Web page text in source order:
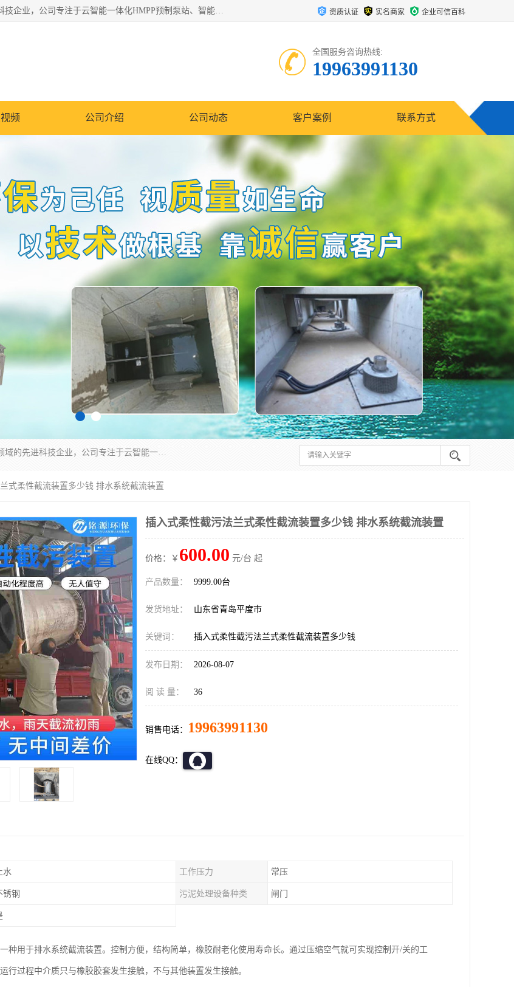
青岛铭源环保科技有限公司是一家专注于环保与智慧水务领域的先进科技企业，公司专注于云智能一体化HMPP预制泵站、智能截流井设备、调蓄池雨洪管理设备、水务循环利用、云智慧水务开发及新型环保技术研发等领域。 资质认证 实名商家 企业可信百科
全国服务咨询热线:
19963991130
频 公司介绍 公司动态 客户案例 联系方式
青岛铭源环保科技有限公司是一家专注于环保与智慧水务领域的先进科技企业，公司专注于云智能一体化HMPP预制泵站、智能截流井设备、调蓄池雨洪管理设备、水务循环利用、云智慧水务开发及新型环保技术研发等领域。
式柔性截流装置多少钱 排水系统截流装置
插入式柔性截污法兰式柔性截流装置多少钱 排水系统截流装置
价格：￥ 600.00 元/台 起
产品数量： 9999.00台
发货地址： 山东省青岛平度市
关键词： 插入式柔性截污法兰式柔性截流装置多少钱
发布日期： 2026-08-07
阅 读 量： 36
销售电话： 19963991130
在线QQ：
水 工作压力 常压
锈钢 污泥处理设备种类 闸门
种用于排水系统截流装置。控制方便，结构简单，橡胶耐老化使用寿命长。通过压缩空气就可实现控制开/关的工
行过程中介质只与橡胶胶套发生接触，不与其他装置发生接触。